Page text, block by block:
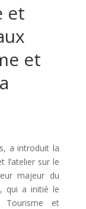
et
et
a introduit la
l’atelier sur le
majeur du
qui a initié le
Tourisme et